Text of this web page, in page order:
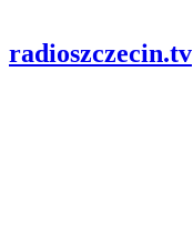
radioszczecin.tv